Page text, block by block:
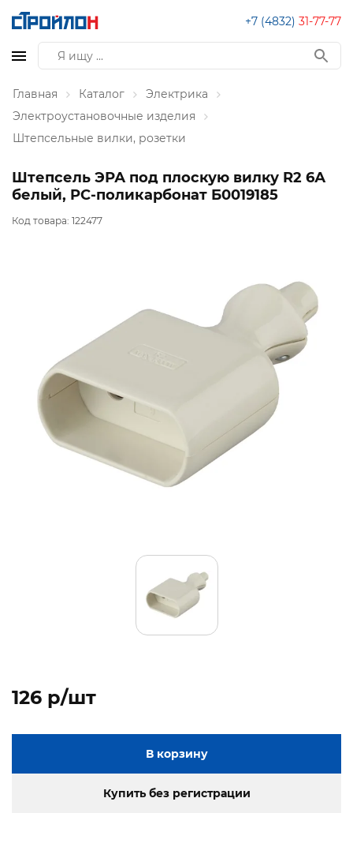
+7 (4832) 31-77-77
Главная Каталог
Электрика
Электроустановочные изделия
Штепсельные вилки, розетки
Штепсель ЭРА под плоскую вилку R2 6А
белый, PC-поликарбонат Б0019185
Код товара: 122477
126 p/шт
В корзину
Купить без регистрации